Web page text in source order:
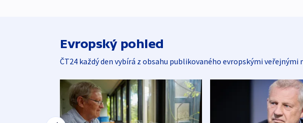
Evropský pohled
ČT24 každý den vybírá z obsahu publikovaného evropskými veřejnými